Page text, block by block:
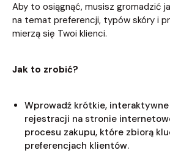
Aby to osiągnąć, musisz gromadzić
na temat preferencji, typów skóry i
mierzą się Twoi klienci.
Jak to zrobić?
Wprowadź krótkie,
rejestracji na stronie
procesu zakupu, które zbiorą
preferencjach klientów.